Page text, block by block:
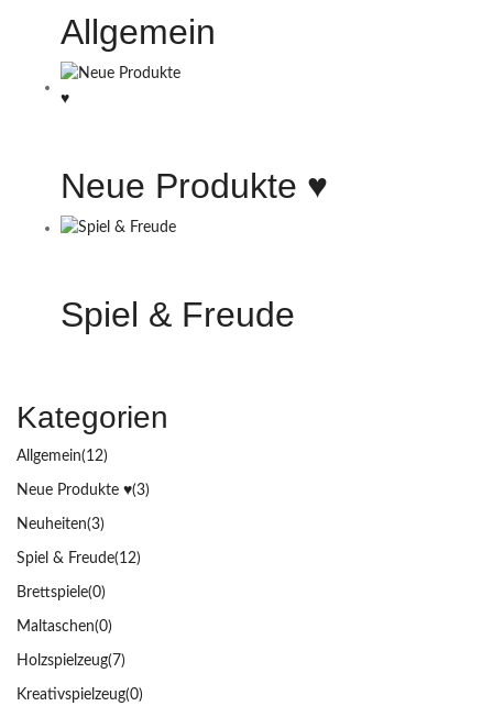
Allgemein
Neue Produkte ♥️
Spiel & Freude
Kategorien
Allgemein(12)
Neue Produkte ♥️(3)
Neuheiten(3)
Spiel & Freude(12)
Brettspiele(0)
Maltaschen(0)
Holzspielzeug(7)
Kreativspielzeug(0)